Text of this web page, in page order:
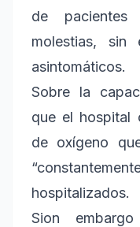
de
molestias, sin
asintomáticos.
Sobre la
que el hospital
de oxígeno
hospitalizados.
Sion